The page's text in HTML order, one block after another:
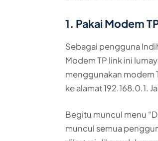
1. Pakai Modem
Sebagai pengguna
Modem TP link ini
menggunakan modem
ke alamat 192.168.0.1.
Begitu muncul menu
muncul semua